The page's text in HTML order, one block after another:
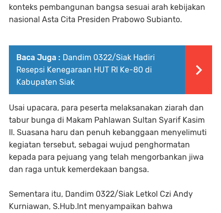
konteks pembangunan bangsa sesuai arah kebijakan
nasional Asta Cita Presiden Prabowo Subianto.
Baca Juga : Dandim 0322/Siak Hadiri
Resepsi Kenegaraan HUT RI Ke-80 di
Kabupaten Siak
Usai upacara, para peserta melaksanakan ziarah dan
tabur bunga di Makam Pahlawan Sultan Syarif Kasim
II. Suasana haru dan penuh kebanggaan menyelimuti
kegiatan tersebut, sebagai wujud penghormatan
kepada para pejuang yang telah mengorbankan jiwa
dan raga untuk kemerdekaan bangsa.
Sementara itu, Dandim 0322/Siak Letkol Czi Andy
Kurniawan, S.Hub.Int menyampaikan bahwa